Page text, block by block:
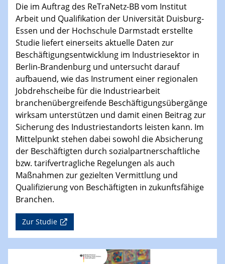
Die im Auftrag des ReTraNetz-BB vom Institut
Arbeit und Qualifikation der Universität Duisburg-
Essen und der Hochschule Darmstadt erstellte
Studie liefert einerseits aktuelle Daten zur
Beschäftigungsentwicklung im Industriesektor in
Berlin-Brandenburg und untersucht darauf
aufbauend, wie das Instrument einer regionalen
Jobdrehscheibe für die Industriearbeit
branchenübergreifende Beschäftigungsübergänge
wirksam unterstützen und damit einen Beitrag zur
Sicherung des Industriestandorts leisten kann. Im
Mittelpunkt stehen dabei sowohl die Absicherung
der Beschäftigten durch sozialpartnerschaftliche
bzw. tarifvertragliche Regelungen als auch
Maßnahmen zur gezielten Vermittlung und
Qualifizierung von Beschäftigten in zukunftsfähige
Branchen.
Zur Studie